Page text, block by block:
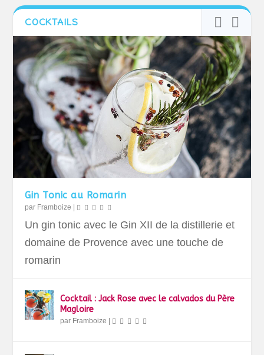
COCKTAILS
Gin Tonic au Romarin
par Framboize |
Un gin tonic avec le Gin XII de la distillerie et
domaine de Provence avec une touche de
romarin
Cocktail : Jack Rose avec le calvados du Père
Magloire
par Framboize |